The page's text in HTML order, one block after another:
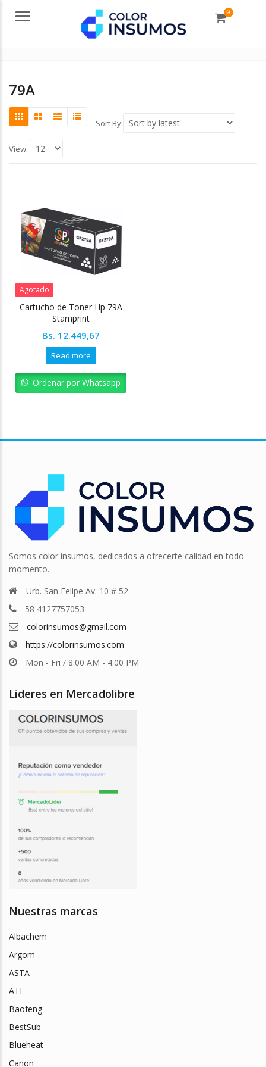
Menu 0
79A
Sort By:
View:
Agotado
Cartucho de Toner Hp 79A
Stamprint
Bs. 12.449,67
Read more
Ordenar por Whatsapp
Somos color insumos, dedicados a ofrecerte calidad en todo
momento.
Urb. San Felipe Av. 10 # 52
58 4127757053
colorinsumos@gmail.com
https://colorinsumos.com
Mon - Fri / 8:00 AM - 4:00 PM
Lideres en Mercadolibre
Nuestras marcas
Albachem
Argom
ASTA
ATI
Baofeng
BestSub
Blueheat
Canon